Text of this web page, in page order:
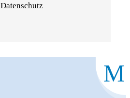
Datenschutz
M